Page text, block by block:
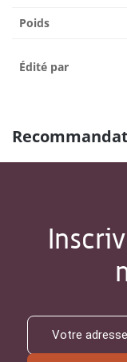
Poids
Édité par